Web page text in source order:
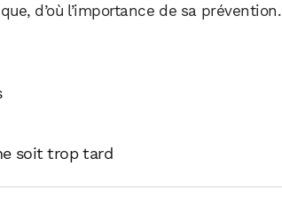
d’où l’importance de sa prévention.
soit trop tard